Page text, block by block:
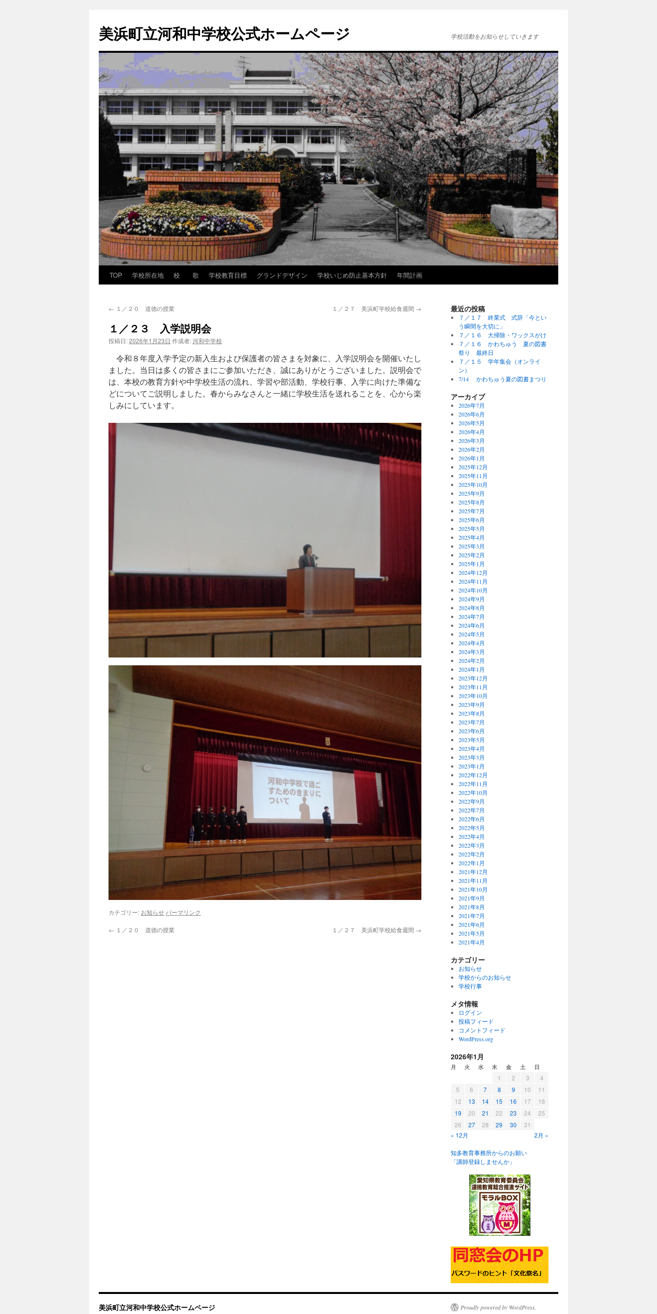
テ
ン
へ
ス
キ
ッ
プ
美浜町立河和中学校公式ホームページ 学校活動をお知らせしていきます
TOP 学校所在地 校 歌 学校教育目標 グランドデザイン 学校いじめ防止基本方針 年間計画
← １／２０ 道徳の授業 １／２７ 美浜町学校給食週間 →
１／２３ 入学説明会
投稿日:2026年1月23日 作成者:河和中学校
令和８年度入学予定の新入生および保護者の皆さまを対象に、入学説明会を開催いたし
ました。当日は多くの皆さまにご参加いただき、誠にありがとうございました。説明会で
は、本校の教育方針や中学校生活の流れ、学習や部活動、学校行事、入学に向けた準備な
どについてご説明しました。春からみなさんと一緒に学校生活を送れることを、心から楽
しみにしています。
カテゴリー: お知らせ パーマリンク
← １／２０ 道徳の授業 １／２７ 美浜町学校給食週間 →
最近の投稿
７／１７ 終業式 式辞「今とい
う瞬間を大切に」
７／１６ 大掃除・ワックスがけ
７／１６ かわちゅう 夏の図書
祭り 最終日
７／１５ 学年集会（オンライ
ン）
7/14 かわちゅう夏の図書まつり
アーカイブ
2026年7月
2026年6月
2026年5月
2026年4月
2026年3月
2026年2月
2026年1月
2025年12月
2025年11月
2025年10月
2025年9月
2025年8月
2025年7月
2025年6月
2025年5月
2025年4月
2025年3月
2025年2月
2025年1月
2024年12月
2024年11月
2024年10月
2024年9月
2024年8月
2024年7月
2024年6月
2024年5月
2024年4月
2024年3月
2024年2月
2024年1月
2023年12月
2023年11月
2023年10月
2023年9月
2023年8月
2023年7月
2023年6月
2023年5月
2023年4月
2023年3月
2023年1月
2022年12月
2022年11月
2022年10月
2022年9月
2022年7月
2022年6月
2022年5月
2022年4月
2022年3月
2022年2月
2022年1月
2021年12月
2021年11月
2021年10月
2021年9月
2021年8月
2021年7月
2021年6月
2021年5月
2021年4月
カテゴリー
お知らせ
学校からのお知らせ
学校行事
メタ情報
ログイン
投稿フィード
コメントフィード
WordPress.org
2026年1月
月 火 水 木 金 土 日
1 2 3
4
5
6 7 8 9 10
11
12
13 14 15 16 17
18
19
20 21 22 23 24
25
26
27 28 29 30
31
« 12月
2月 »
知多教育事務所からのお願い
「講師登録しませんか」
美浜町立河和中学校公式ホームページ Proudly powered by WordPress.